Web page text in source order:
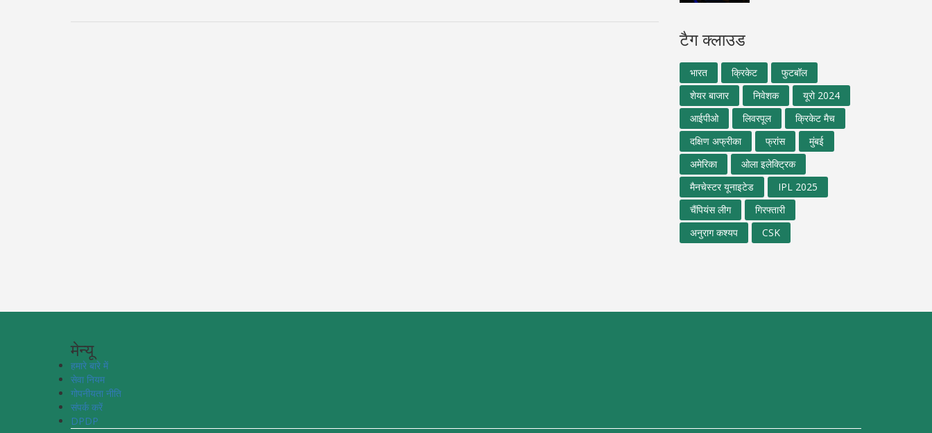
टैग क्लाउड
भारत क्रिकेट
फुटबॉल
शेयर बाजार
निवेशक
यूरो 2024
आईपीओ
लिवरपूल
क्रिकेट मैच
दक्षिण अफ्रीका
फ्रांस
मुंबई
अमेरिका
ओला इलेक्ट्रिक
मैनचेस्टर यूनाइटेड
IPL 2025
चैंपियंस लीग
गिरफ्तारी
अनुराग कश्यप
CSK
मेन्यू
हमारे बारे में
सेवा नियम
गोपनीयता नीति
संपर्क करें
DPDP